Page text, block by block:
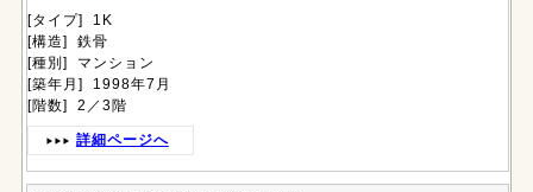
[タイプ] 1K
[構造] 鉄骨
[種別] マンション
[築年月] 1998年7月
[階数] 2／3階
詳細ページへ